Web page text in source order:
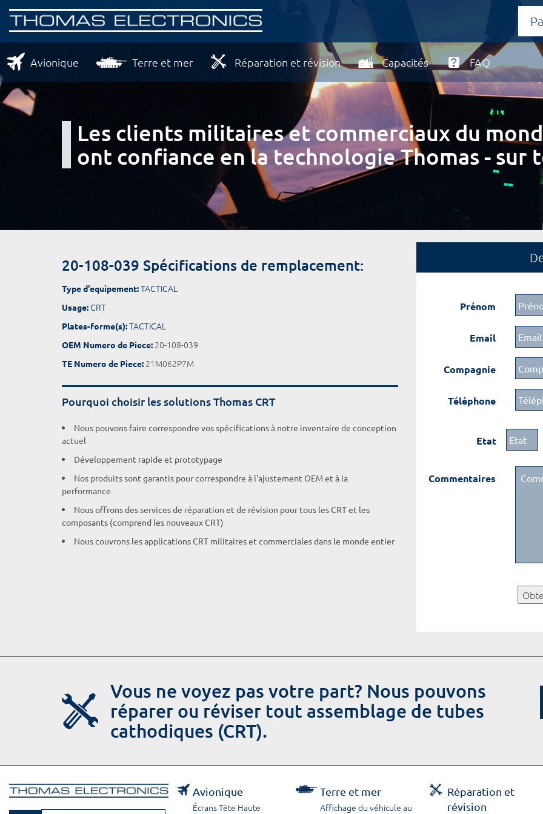
Avionique Terre et mer Réparation et révision Capacités FAQ
Les clients militaires et commerciaux du
ont confiance en la technologie Thomas - sur
20-108-039 Spécifications de remplacement:
Type d'equipement:TACTICAL
Usage: CRT
Plates-forme(s):TACTICAL
OEM Numero de Piece: 20-108-039
TE Numero de Piece: 21M062P7M
Pourquoi choisir les solutions Thomas CRT
Nous pouvons faire correspondre vos spécifications à notre inventaire de conception
actuel
Développement rapide et prototypage
Nos produits sont garantis pour correspondre à l'ajustement OEM et à la
performance
Nous offrons des services de réparation et de révision pour tous les CRT et les
composants (comprend les nouveaux CRT)
Nous couvrons les applications CRT militaires et commerciales dans le monde entier
Prénom
Email
Compagnie
Téléphone
Etat
Commentaires
Vous ne voyez pas votre part? Nous pouvons
réparer ou réviser tout assemblage de tubes
cathodiques (CRT).
Avionique
Écrans Tête Haute
Terre et mer
Affichage du véhicule au
Réparation et
révision